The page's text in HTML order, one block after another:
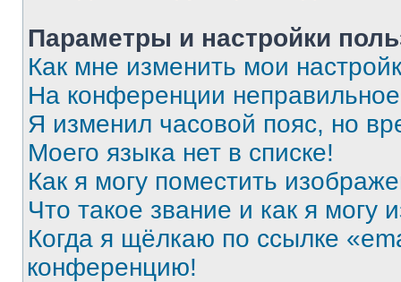
Параметры и настройки
Как мне изменить мои
На конференции
Я изменил часовой пояс, но
Моего языка нет в списке!
Как я могу поместить
Что такое звание и как я могу
Когда я щёлкаю по ссылке
конференцию!